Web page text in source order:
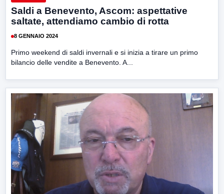
Saldi a Benevento, Ascom: aspettative
saltate, attendiamo cambio di rotta
8 GENNAIO 2024
Primo weekend di saldi invernali e si inizia a tirare un primo
bilancio delle vendite a Benevento. A...